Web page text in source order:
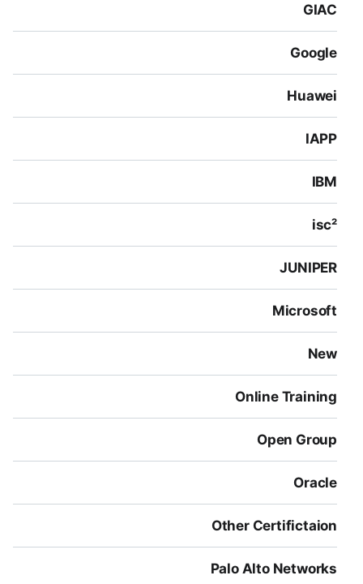
GIAC
Google
Huawei
IAPP
IBM
isc²
JUNIPER
Microsoft
New
Online Training
Open Group
Oracle
Other Certifictaion
Palo Alto Networks